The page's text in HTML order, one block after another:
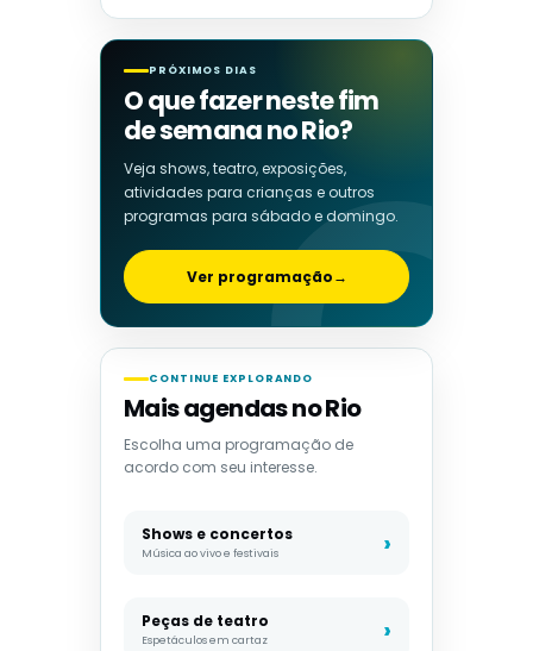
PRÓXIMOS DIAS
O que fazer neste fim
de semana no Rio?
Veja shows, teatro, exposições,
atividades para crianças e outros
programas para sábado e domingo.
Ver programação→
CONTINUE EXPLORANDO
Mais agendas no Rio
Escolha uma programação de
acordo com seu interesse.
Shows e concertos
Música ao vivo e festivais
Peças de teatro
Espetáculos em cartaz